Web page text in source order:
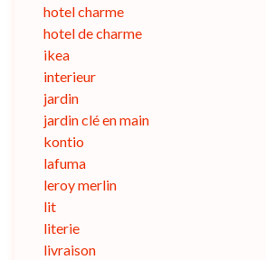
hotel charme
hotel de charme
ikea
interieur
jardin
jardin clé en main
kontio
lafuma
leroy merlin
lit
literie
livraison